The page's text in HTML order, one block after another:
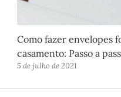
Como fazer envelopes
casamento: Passo a
5 de julho de 2021